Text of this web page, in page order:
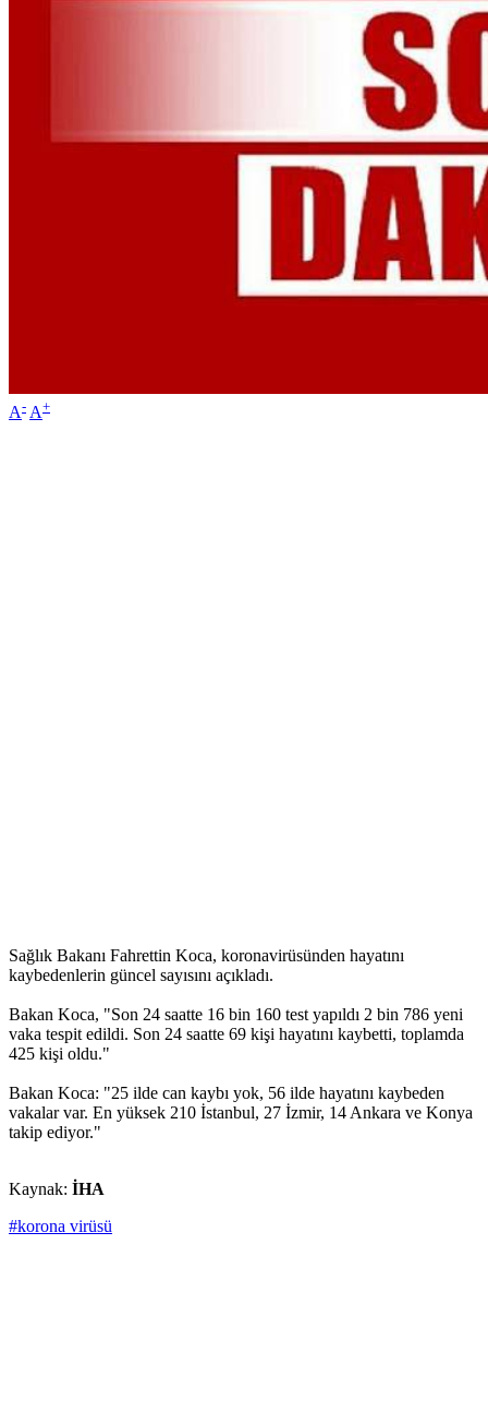
A- A+
Sağlık Bakanı Fahrettin Koca, koronavirüsünden hayatını
kaybedenlerin güncel sayısını açıkladı.
Bakan Koca, "Son 24 saatte 16 bin 160 test yapıldı 2 bin 786 yeni
vaka tespit edildi. Son 24 saatte 69 kişi hayatını kaybetti, toplamda
425 kişi oldu."
Bakan Koca: "25 ilde can kaybı yok, 56 ilde hayatını kaybeden
vakalar var. En yüksek 210 İstanbul, 27 İzmir, 14 Ankara ve Konya
takip ediyor."
Kaynak: İHA
#korona virüsü